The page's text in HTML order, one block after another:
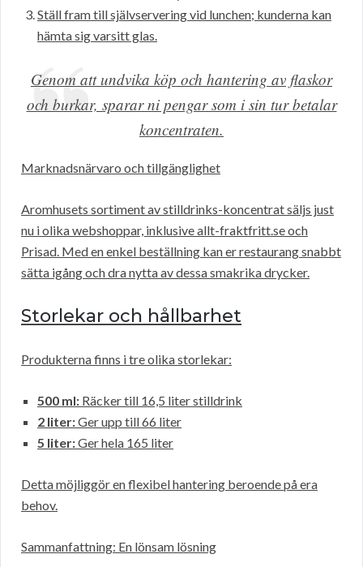
Ställ fram till självservering vid lunchen; kunderna kan
hämta sig varsitt glas.
Genom att undvika köp och hantering av flaskor
och burkar, sparar ni pengar som i sin tur betalar
koncentraten.
Marknadsnärvaro och tillgänglighet
Aromhusets sortiment av stilldrinks-koncentrat säljs just
nu i olika webshoppar, inklusive allt-fraktfritt.se och
Prisad. Med en enkel beställning kan er restaurang snabbt
sätta igång och dra nytta av dessa smakrika drycker.
Storlekar och hållbarhet
Produkterna finns i tre olika storlekar:
500 ml: Räcker till 16,5 liter stilldrink
2 liter:Ger upp till 66 liter
5 liter:Ger hela 165 liter
Detta möjliggör en flexibel hantering beroende på era
behov.
Sammanfattning: En lönsam lösning